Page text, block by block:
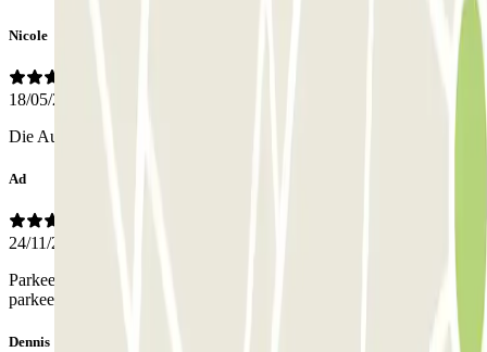
Nicole
18/05/2026
Die Ausfahrt deutlicher markieren.
Ad
24/11/2025
Parkeer garage niet van toepassing,is verder vel een goede
parkeerplaats
Dennis